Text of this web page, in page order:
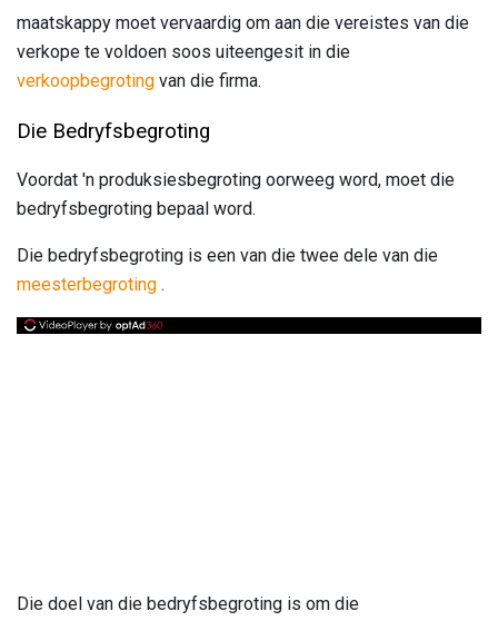
maatskappy moet vervaardig om aan die vereistes van die
verkope te voldoen soos uiteengesit in die
verkoopbegroting van die firma.
Die Bedryfsbegroting
Voordat 'n produksiesbegroting oorweeg word, moet die
bedryfsbegroting bepaal word.
Die bedryfsbegroting is een van die twee dele van die
meesterbegroting .
Die doel van die bedryfsbegroting is om die